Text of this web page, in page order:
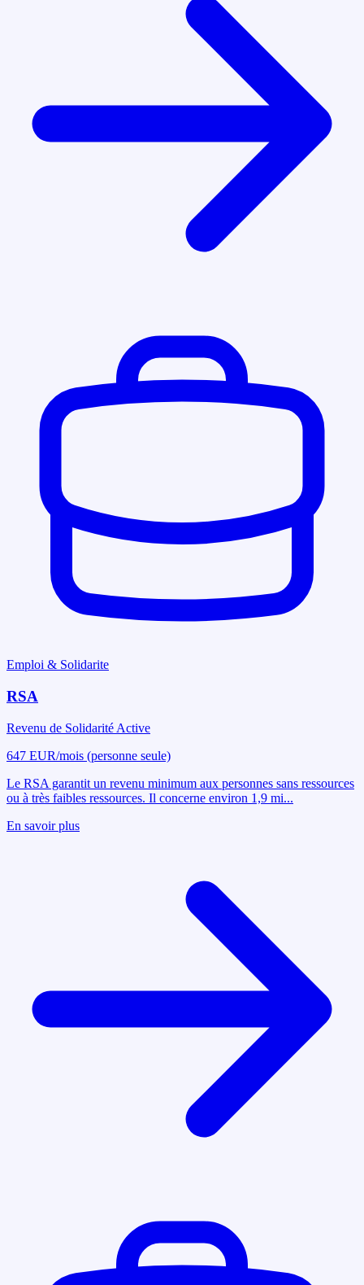
Emploi & Solidarite
RSA
Revenu de Solidarité Active
647 EUR/mois (personne seule)
Le RSA garantit un revenu minimum aux personnes sans ressources
ou à très faibles ressources. Il concerne environ 1,9 mi...
En savoir plus